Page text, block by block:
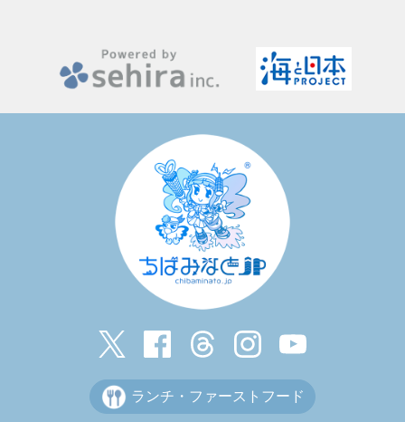
ランチ・ファーストフード